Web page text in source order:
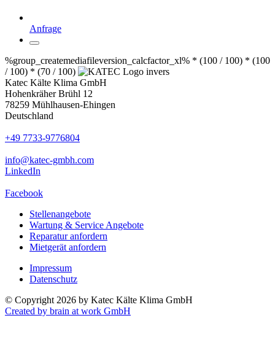
Anfrage
%group_createmediafileversion_calcfactor_xl% * (100 / 100) * (100
/ 100) * (70 / 100)
Katec Kälte Klima GmbH
Hohenkräher Brühl 12
78259 Mühlhausen-Ehingen
Deutschland
+49 7733-9776804
info@katec-gmbh.com
LinkedIn
Facebook
Stellenangebote
Wartung & Service Angebote
Reparatur anfordern
Mietgerät anfordern
Impressum
Datenschutz
© Copyright 2026 by Katec Kälte Klima GmbH
Created by brain at work GmbH